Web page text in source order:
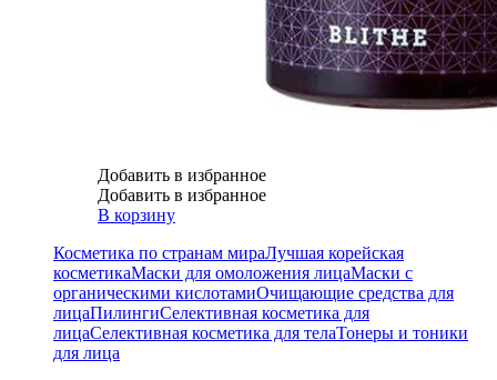
Добавить в избранное
Добавить в избранное
В корзину
Косметика по странам мираЛучшая корейская
косметикаМаски для омоложения лицаМаски с
органическими кислотамиОчищающие средства для
лицаПилингиСелективная косметика для
лицаСелективная косметика для телаТонеры и тоники
для лица